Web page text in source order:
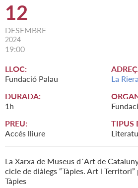
12
DESEMBRE
2024
19:00
LLOC:
Fundació Palau
La
DURADA:
1h
PREU:
Accés lliure
TIPUS
La Xarxa de Museus d´Art de
cicle de diàlegs “Tàpies. Art i
Tàpies